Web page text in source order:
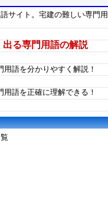
サイト。宅建の難しい専門
る専門用語の解説
用語を分かりやすく解説！
用語を正確に理解できる！